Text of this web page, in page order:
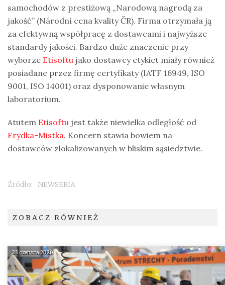
samochodów z prestiżową „Narodową nagrodą za
jakość” (Národní cena kvality ČR). Firma otrzymała ją
za efektywną współpracę z dostawcami i najwyższe
standardy jakości. Bardzo duże znaczenie przy
wyborze Etisoftu jako dostawcy etykiet miały również
posiadane przez firmę certyfikaty (IATF 16949, ISO
9001, ISO 14001) oraz dysponowanie własnym
laboratorium.
Atutem Etisoftu jest także niewielka odległość od
Frydka-Mistka. Koncern stawia bowiem na
dostawców zlokalizowanych w bliskim sąsiedztwie.
Źródło: NEWSERIA
ZOBACZ RÓWNIEŻ
23 czerwca 2020